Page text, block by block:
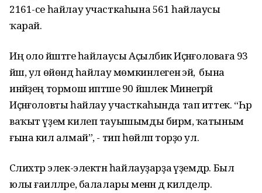
2161-се һайлау участкаһына 561 һайлаусы
ҡарай.
Иң оло йәштәге һайлаусы Аҫылбикә Иҫәнғоловаға 93
йәш, ул өйөндә һайлау мөмкинлегенә эйә, ә бына
инәйҙең тормош иптәше 90 йәшлек Минегәрәй
Иҫәнғоловты һайлау участкаһында тап иттек. “Һәр
ваҡыт үҙем килеп тауышымды бирәм, ҡатыным
ғына килә алмай”, - тип һөйләп торҙо ул.
Сәлихтәр элек-электән һайлауҙарҙа әүҙемдәр. Был
юлы ғаиләләре, балалары менән дә килделәр.